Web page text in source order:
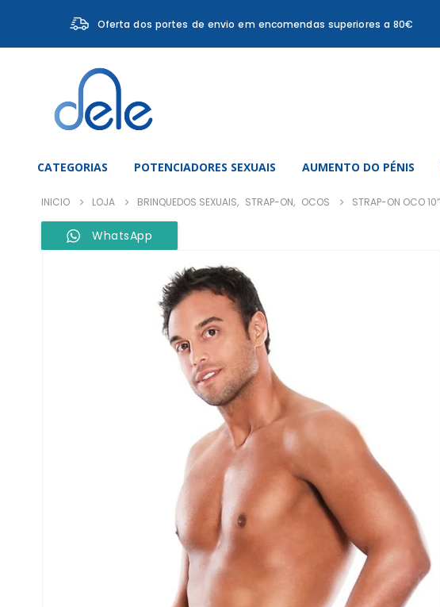
Oferta dos portes de envio em encomendas superiores a 80€
CATEGORIAS POTENCIADORES SEXUAIS AUMENTO DO PÉNIS
INICIO LOJA BRINQUEDOS SEXUAIS, STRAP-ON, OCOS STRAP-ON OCO
WhatsApp